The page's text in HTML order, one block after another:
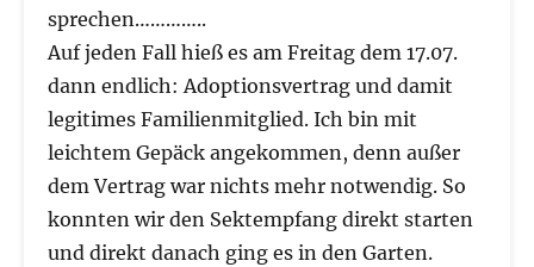
sprechen…………..
Auf jeden Fall hieß es am Freitag dem 17.07.
dann endlich: Adoptionsvertrag und damit
legitimes Familienmitglied. Ich bin mit
leichtem Gepäck angekommen, denn außer
dem Vertrag war nichts mehr notwendig. So
konnten wir den Sektempfang direkt starten
und direkt danach ging es in den Garten.